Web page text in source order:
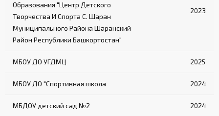
Образования "Центр Детского
Творчества И Спорта С. Шаран
Муниципального Района Шаранский
Район Республики Башкортостан"
2023
МБОУ ДО УГДМЦ 2025
МБОУ ДО "Спортивная школа 2024
МБДОУ детский сад №2 2024